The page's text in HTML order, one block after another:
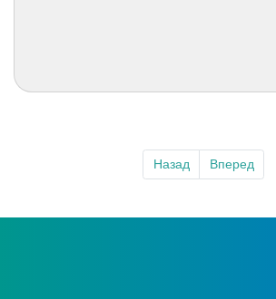
Назад Вперед